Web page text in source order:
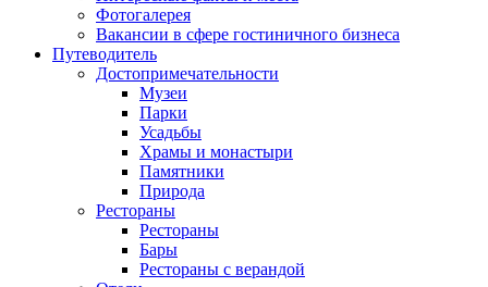
Фотогалерея
Вакансии в сфере гостиничного бизнеса
Путеводитель
Достопримечательности
Музеи
Парки
Усадьбы
Храмы и монастыри
Памятники
Природа
Рестораны
Рестораны
Бары
Рестораны с верандой